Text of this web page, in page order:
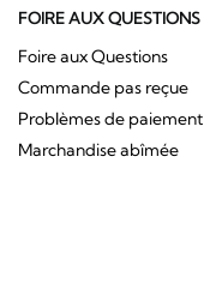
FOIRE AUX QUESTIONS
Foire aux Questions
Commande pas reçue
Problèmes de paiement
Marchandise abîmée